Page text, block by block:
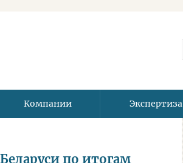
Компании Экспертиза
по итогам